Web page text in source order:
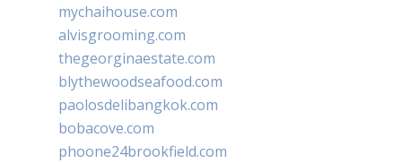
mychaihouse.com
alvisgrooming.com
thegeorginaestate.com
blythewoodseafood.com
paolosdelibangkok.com
bobacove.com
phoone24brookfield.com